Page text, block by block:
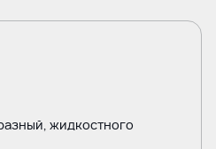
жидкостного